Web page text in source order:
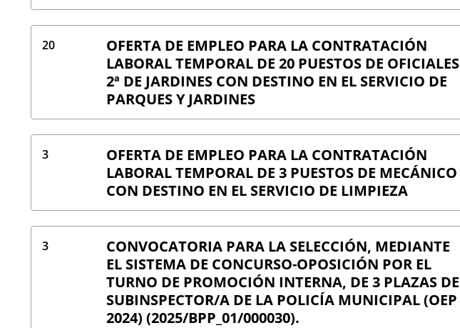
20
OFERTA DE EMPLEO PARA LA CONTRATACIÓN
LABORAL TEMPORAL DE 20 PUESTOS DE OFICIALES
2ª DE JARDINES CON DESTINO EN EL SERVICIO DE
PARQUES Y JARDINES
3
OFERTA DE EMPLEO PARA LA CONTRATACIÓN
LABORAL TEMPORAL DE 3 PUESTOS DE MECÁNICO
CON DESTINO EN EL SERVICIO DE LIMPIEZA
3
CONVOCATORIA PARA LA SELECCIÓN, MEDIANTE
EL SISTEMA DE CONCURSO-OPOSICIÓN POR EL
TURNO DE PROMOCIÓN INTERNA, DE 3 PLAZAS DE
SUBINSPECTOR/A DE LA POLICÍA MUNICIPAL (OEP
2024) (2025/BPP_01/000030).